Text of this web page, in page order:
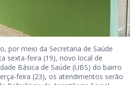
por meio da Secretaria de Saúde
sexta-feira (19), novo local de
Básica de Saúde (UBS) do bairro
feira (23), os atendimentos serão